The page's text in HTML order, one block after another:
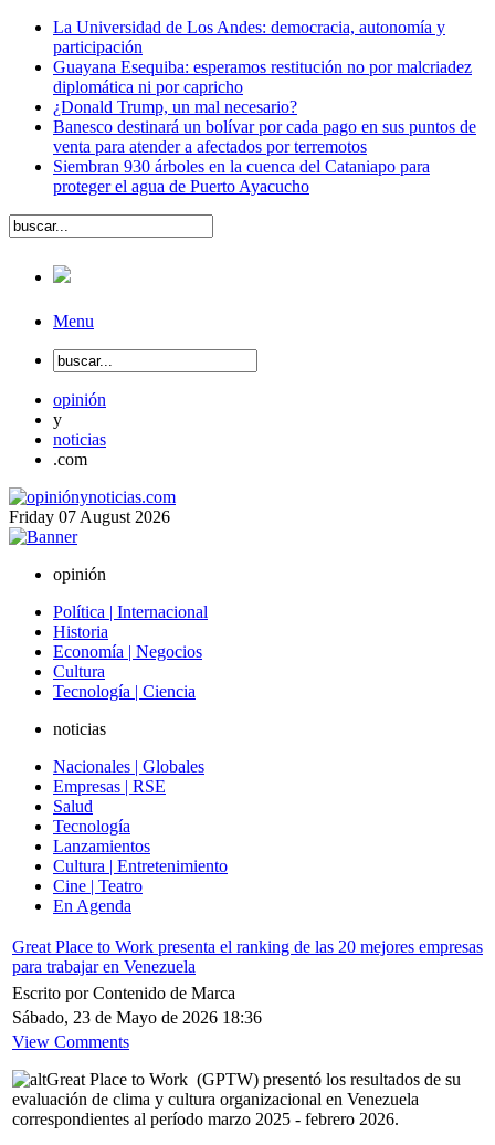
La Universidad de Los Andes: democracia, autonomía y
participación
Guayana Esequiba: esperamos restitución no por malcriadez
diplomática ni por capricho
¿Donald Trump, un mal necesario?
Banesco destinará un bolívar por cada pago en sus puntos de
venta para atender a afectados por terremotos
Siembran 930 árboles en la cuenca del Cataniapo para
proteger el agua de Puerto Ayacucho
Menu
opinión
y
noticias
.com
Friday 07 August 2026
opinión
Política | Internacional
Historia
Economía | Negocios
Cultura
Tecnología | Ciencia
noticias
Nacionales | Globales
Empresas | RSE
Salud
Tecnología
Lanzamientos
Cultura | Entretenimiento
Cine | Teatro
En Agenda
Great Place to Work presenta el ranking de las 20 mejores empresas
para trabajar en Venezuela
Escrito por Contenido de Marca
Sábado, 23 de Mayo de 2026 18:36
View Comments
Great Place to Work (GPTW) presentó los resultados de su
evaluación de clima y cultura organizacional en Venezuela
correspondientes al período marzo 2025 - febrero 2026.